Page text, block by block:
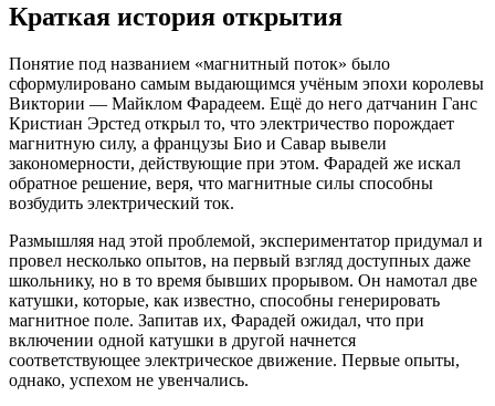
Краткая история открытия
Понятие под названием «магнитный поток» было
сформулировано самым выдающимся учёным эпохи королевы
Виктории — Майклом Фарадеем. Ещё до него датчанин Ганс
Кристиан Эрстед открыл то, что электричество порождает
магнитную силу, а французы Био и Савар вывели
закономерности, действующие при этом. Фарадей же искал
обратное решение, веря, что магнитные силы способны
возбудить электрический ток.
Размышляя над этой проблемой, экспериментатор придумал и
провел несколько опытов, на первый взгляд доступных даже
школьнику, но в то время бывших прорывом. Он намотал две
катушки, которые, как известно, способны генерировать
магнитное поле. Запитав их, Фарадей ожидал, что при
включении одной катушки в другой начнется
соответствующее электрическое движение. Первые опыты,
однако, успехом не увенчались.